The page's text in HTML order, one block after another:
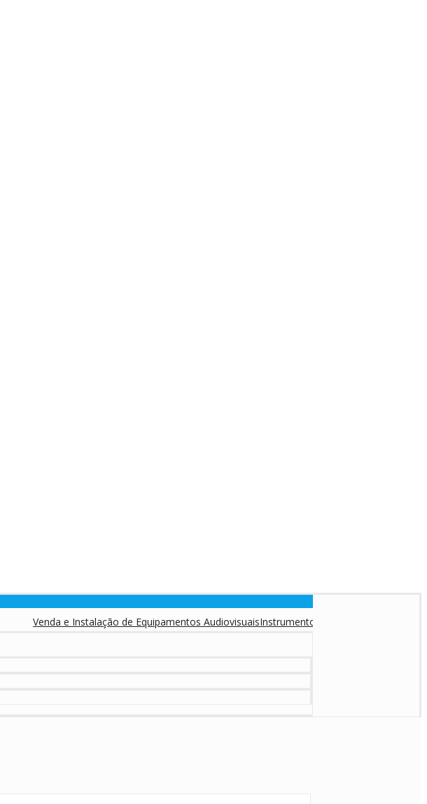
Venda e Instalação de Equipamentos AudiovisuaisInstrumentos Musicais